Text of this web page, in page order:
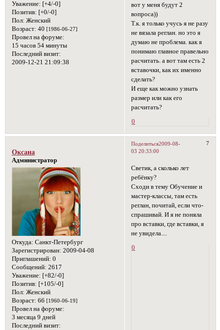
Уважение: [+4/-0]
Позитив: [+0/-0]
Пол: Женский
Возраст: 40 [1986-06-27]
Провел на форуме:
15 часов 54 минуты
Последний визит:
2009-12-21 21:09:38
вот у меня будут 2
вопроса))
Т.к. я только учусь я не разу
не вязала реглан. но это я
думаю не проблема. как я
понимаю главное правельно
расчитать. а вот там есть 2
вставочки, как их именно
сделать?
И еще как можно узнать
размер или как его
расчитать?
0
Поделиться 7
2009-08-
03 20:33:00
Оксана
Администратор
Откуда: Санкт-Петербург
Зарегистрирован: 2009-04-08
Приглашений: 0
Сообщений: 2617
Уважение: [+82/-0]
Позитив: [+105/-0]
Пол: Женский
Возраст: 66 [1960-06-19]
Провел на форуме:
3 месяца 9 дней
Последний визит:
Светик, а сколько лет
ребёнку?
Сходи в тему Обучение и
мастер-классы, там есть
реглан, почитай, если что-
спрашивай. И я не поняла
про вставки, где вставки, я
не увидела....
0